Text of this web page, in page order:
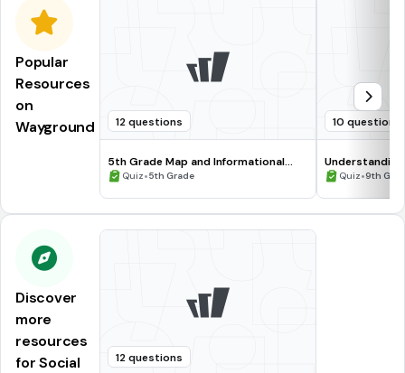
Popular
Resources
on
Wayground
12 questions
5th Grade Map and Informational
Processing Skills
Quiz•5th Grade
10 questions
Quiz•9th
Discover
more
resources
for Social
12 questions